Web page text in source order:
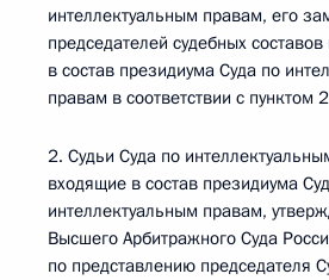
интеллектуальным правам, его
председателей судебных
в состав президиума Суда по
правам в соответствии с пунктом
2. Судьи Суда по
входящие в состав президиума
интеллектуальным правам,
Высшего Арбитражного Суда
по представлению председателя